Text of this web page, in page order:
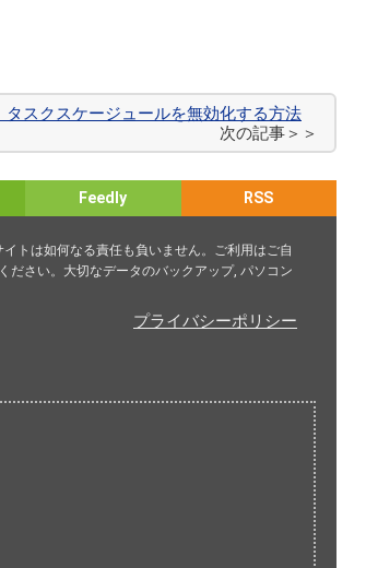
スクスケージュールを無効化する方法
次の記事＞＞
Feedly RSS
トは如何なる責任も負いません。ご利用はご自
ださい。大切なデータのバックアップ, パソコン
プライバシーポリシー